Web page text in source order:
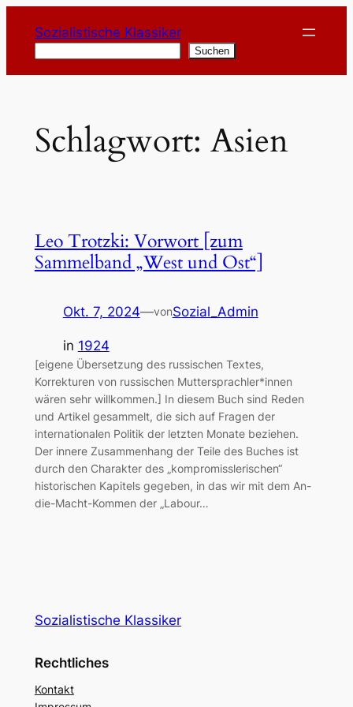
Inhalt
springen
Sozialistische Klassiker
Suchen
Schlagwort: Asien
Leo Trotzki: Vorwort [zum
Sammelband „West und Ost“]
Okt. 7, 2024—vonSozial_Admin
in 1924
[eigene Übersetzung des russischen Textes,
Korrekturen von russischen Muttersprachler*innen
wären sehr willkommen.] In diesem Buch sind Reden
und Artikel gesammelt, die sich auf Fragen der
internationalen Politik der letzten Monate beziehen.
Der innere Zusammenhang der Teile des Buches ist
durch den Charakter des „kompromisslerischen“
historischen Kapitels gegeben, in das wir mit dem An-
die-Macht-Kommen der „Labour…
Sozialistische Klassiker
Rechtliches
Kontakt